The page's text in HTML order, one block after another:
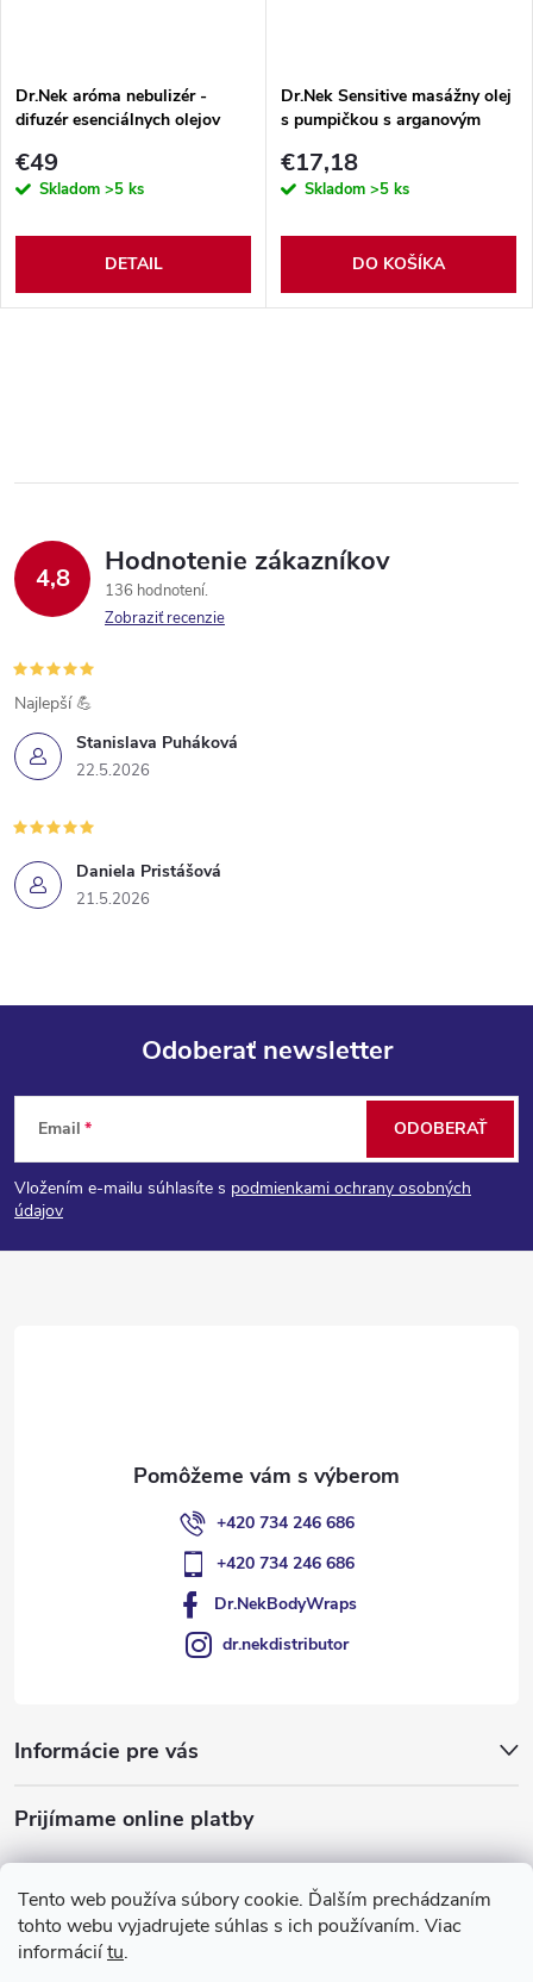
Tento web používa súbory cookie. Ďalším prechádzaním
tohto webu vyjadrujete súhlas s ich používaním. Viac
informáciítu.
Dr.Nek aróma nebulizér -
difuzér esenciálnych olejov
€49
Skladom >5 ks
DETAIL
Dr.Nek Sensitive masážny olej
s pumpičkou s arganovým
€17,18
Skladom >5 ks
DO KOŠÍKA
4,8 Hodnotenie zákazníkov
136 hodnotení
Zobraziť recenzie
Stanislava Puháková
22.5.2026
Najlepší 💪
Daniela Pristášová
21.5.2026
Z
á
p
Odoberať newsletter
Email
Vložením e-mailu súhlasíte s podmienkami ochrany osobných
údajov
ODOBERAŤ
+420 734 246 686
+420 734 246 686
Dr.NekBodyWraps
dr.nekdistributor
Informácie pre vás
Prijímame online platby